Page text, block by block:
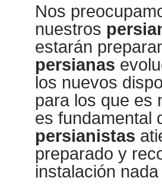
Nos
nuestros
estarán
persianas
los nuevos
para los que es
es fundamental
persianistas
preparado y
instalación